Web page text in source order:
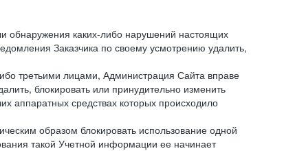
обнаружения каких-либо нарушений настоящих
Заказчика по своему усмотрению удалить,
третьими лицами, Администрация Сайта вправе
блокировать или принудительно изменить
аппаратных средствах которых происходило
образом блокировать использование одной
такой Учетной информации ее начинает